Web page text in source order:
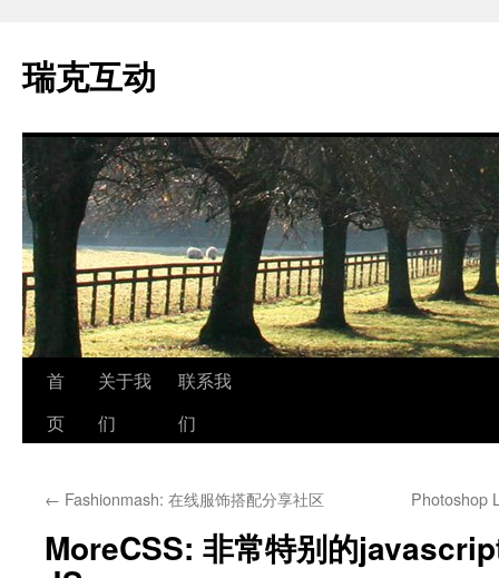
瑞克互动
跳
至
文
首
页
关于我
们
联系我
们
← Fashionmash: 在线服饰搭配分享社区 Photoshop
MoreCSS: 非常特别的